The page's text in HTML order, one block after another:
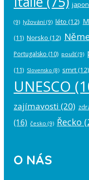
(9) lyžování (9) léto (12)
(11) Norsko (12)
Portugalsko (10) poušť(9)
(11) Slovensko (8) smrt(12)
UNESCO
zajímavosti (20)
(16) česko (9) Řecko
O NÁS